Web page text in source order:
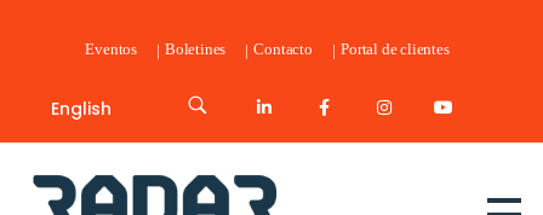
Eventos Boletines Contacto Portal de clientes
English